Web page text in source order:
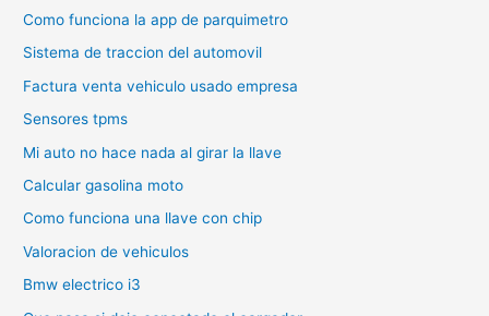
Como funciona la app de parquimetro
Sistema de traccion del automovil
Factura venta vehiculo usado empresa
Sensores tpms
Mi auto no hace nada al girar la llave
Calcular gasolina moto
Como funciona una llave con chip
Valoracion de vehiculos
Bmw electrico i3